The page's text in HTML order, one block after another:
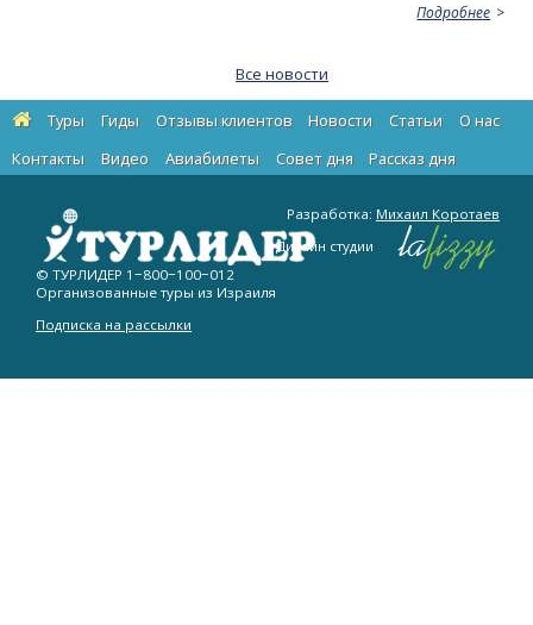
Подробнее
Все новости
Туры Гиды Отзывы клиентов Новости Статьи
О нас
Контакты
Видео Авиабилеты Cовет дня Рассказ дня
© ТУРЛИДЕР 1−800−100−012
Организованные туры из Израиля
Подписка на рассылки
Разработка: Михаил Коротаев
Дизайн студии